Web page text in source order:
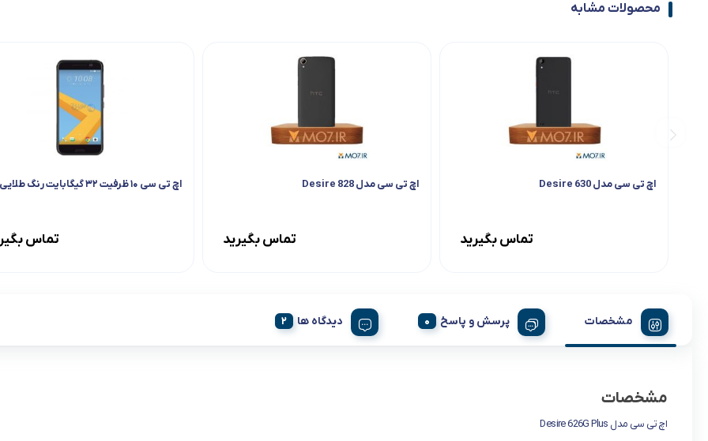
همزن
هود
محصولات مشابه
اچ تی سی مدل Desire 630
تماس بگیرید
اچ تی سی مدل Desire 828
تماس بگیرید
اچ تی سی ۱۰ ظرفیت ۳۲ گیگابایت رنگ طلایی
تماس
مشخصات پرسش و پاسخ دیدگاه ها
مشخصات
اچ تی سی مدل Desire 626G Plus